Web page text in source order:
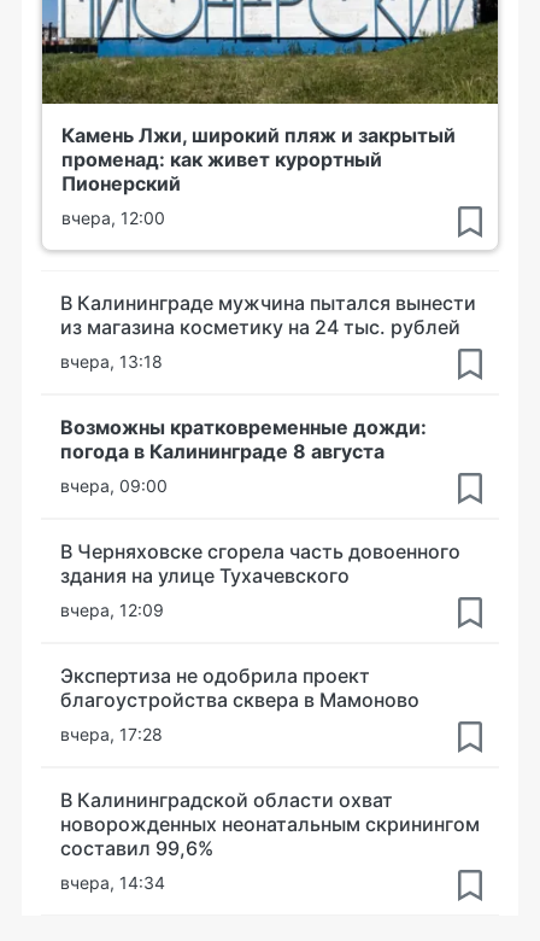
Камень Лжи, широкий пляж и закрытый
променад: как живет курортный
Пионерский
вчера, 12:00
В Калининграде мужчина пытался вынести
из магазина косметику на 24 тыс. рублей
вчера, 13:18
Возможны кратковременные дожди:
погода в Калининграде 8 августа
вчера, 09:00
В Черняховске сгорела часть довоенного
здания на улице Тухачевского
вчера, 12:09
Экспертиза не одобрила проект
благоустройства сквера в Мамоново
вчера, 17:28
В Калининградской области охват
новорожденных неонатальным скринингом
составил 99,6%
вчера, 14:34